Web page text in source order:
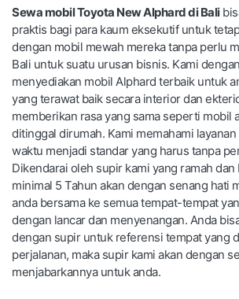
Sewa mobil Toyota New Alphard di Bali
praktis bagi para kaum eksekutif untuk
dengan mobil mewah mereka tanpa perlu
Bali untuk suatu urusan bisnis. Kami
menyediakan mobil Alphard terbaik untuk
yang terawat baik secara interior dan
memberikan rasa yang sama seperti mobil
ditinggal dirumah. Kami memahami layanan
waktu menjadi standar yang harus tanpa
Dikendarai oleh supir kami yang ramah
minimal 5 Tahun akan dengan senang hati
anda bersama ke semua tempat-tempat
dengan lancar dan menyenangan. Anda
dengan supir untuk referensi tempat yang
perjalanan, maka supir kami akan dengan
menjabarkannya untuk anda.